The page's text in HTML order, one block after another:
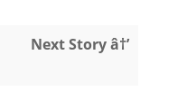
Next Story â†’